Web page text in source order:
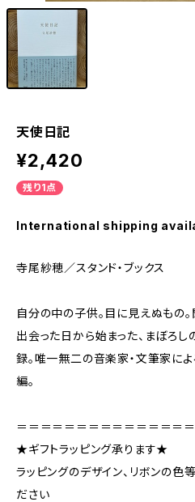
天使日記
¥2,420
残り1点
International shipping
寺尾紗穂／スタンド・ブックス
自分の中の子供。目に見えぬもの
出会った日から始まった、まぼろ
録。唯一無二の音楽家・文筆家に
編。
＝＝＝＝＝＝＝＝＝＝＝＝＝＝
★ギフトラッピング承ります★
ラッピングのデザイン、リボンの
ださい